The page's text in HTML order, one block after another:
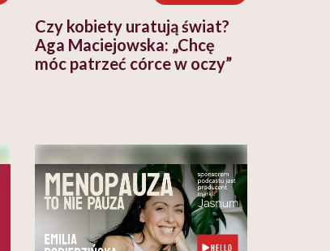
Czy kobiety uratują świat?
Aga Maciejowska: „Chcę
móc patrzeć córce w oczy”